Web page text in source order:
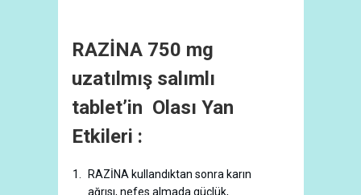
RAZİNA 750 mg
uzatılmış salımlı
tablet’in Olası Yan
Etkileri :
RAZİNA kullandıktan sonra karın
ağrısı, nefes almada güçlük,